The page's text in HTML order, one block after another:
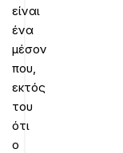
είναι
ένα
μέσον
που,
εκτός
του
ότι
ο